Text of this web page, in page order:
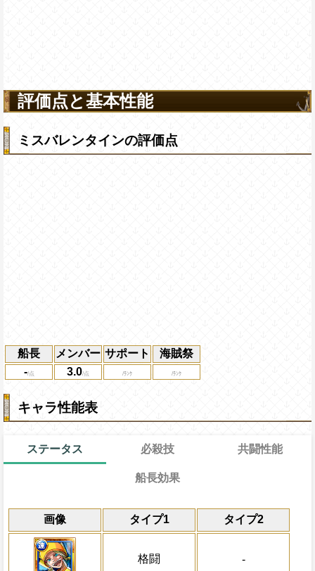
評価点と基本性能
ミスバレンタインの評価点
船長 メンバー サポート
海賊祭
-
3.0
キャラ性能表
ステータス
画像 タイプ1 タイプ2
格闘 -
必殺技
通常 15→6ターン
限界突破
通常時
スロットを
共闘性能
共闘性能
船長効果
冒険開始時の必殺タ
にし、他の属性キャ
船長効果
格闘タイプキャラの体力を2倍にする